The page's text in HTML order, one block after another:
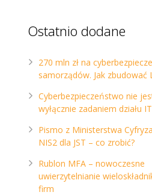
Ostatnio dodane
270 mln zł na
samorządów. Jak zbudować
Cyberbezpieczeństwo nie
wyłącznie zadaniem działu IT
Pismo z Ministerstwa
NIS2 dla JST – co zrobić?
Rublon MFA – nowoczesne
uwierzytelnianie
firm